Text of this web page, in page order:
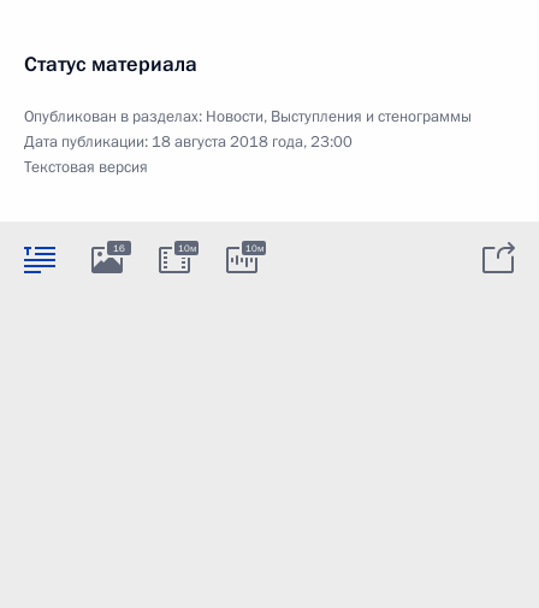
Статус материала
Опубликован в разделах: Новости, Выступления и стенограммы
Дата публикации: 18 августа 2018 года, 23:00
Текстовая версия
16 10м 10м